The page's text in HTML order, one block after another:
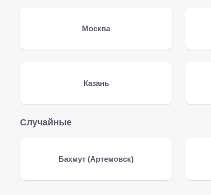
Москва
Казань
Случайные
Бахмут (Артемовск)